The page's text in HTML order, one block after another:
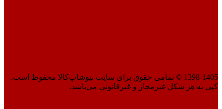
1398-1405 © تمامی حقوق برای سایت نیوشاپ‌کالا محفوظ است.
کپی به هر شکل غیرمجاز و غیرقانونی می‌باشد.